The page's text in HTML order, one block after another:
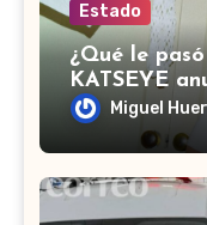
Estado
¿Qué le
KATSEYE
Miguel